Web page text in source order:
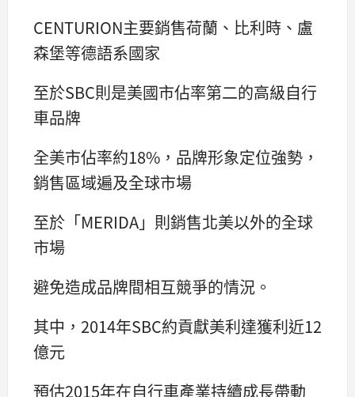
CENTURION主要銷售荷蘭、比利時、盧
森堡等德語系國家
至於SBC則是美國市佔率第二的高級自行
車品牌
全美市佔率約18%，品牌形象定位強勢，
銷售區域遍及全球市場
至於「MERIDA」則銷售北美以外的全球
市場
避免造成品牌間相互競爭的情況。
其中，2014年SBC約貢獻美利達獲利近12
億元
預估2015年在自行車產業持續成長帶動